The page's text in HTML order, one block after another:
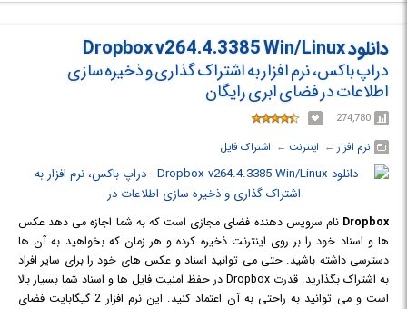
دانلود Dropbox v264.4.3385 Win/Linux
دراپ باکس، نرم افزار به اشتراک گذاری و ذخیره سازی
اطلاعات در فضای ابری رایگان
274,780
نرم افزار ← ‏ اینترنت ← ‏ اشتراک فایل
Dropbox نام سرویس دهنده فضای مجازی است که به شما اجازه می دهد عکس
ها و اسناد خود را بر روی اینترنت ذخیره کرده و هر زمان که بخواهید به آن ها
دسترسی داشته باشید. حتی می توانید اسناد و عکس های خود را برای سایر افراد
به اشتراک بگذارید. قدرت Dropbox در حفظ امنیت فایل ها و اسناد شما بسیار بالا
است و می توانید به راحتی به آن اعتماد کنید. این نرم افزار 2 گیگابایت فضای